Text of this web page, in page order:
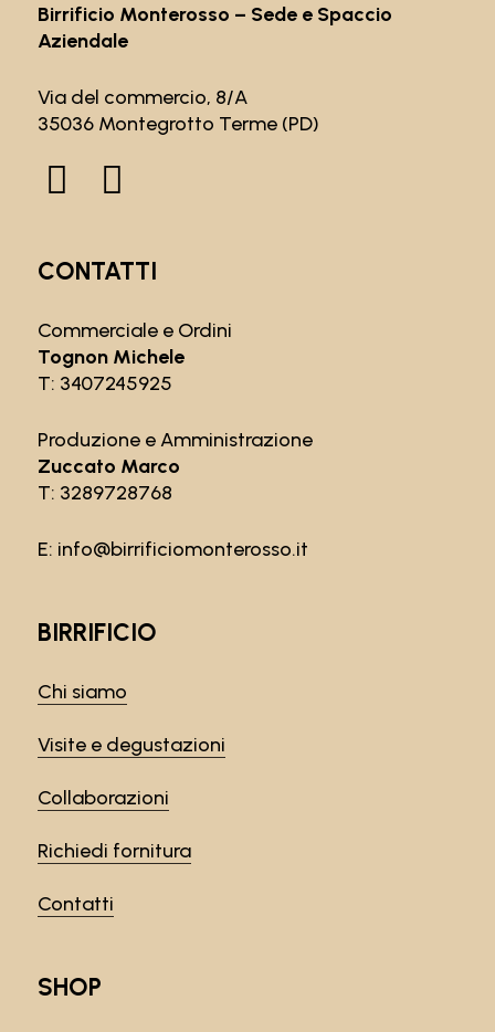
Birrificio Monterosso – Sede e Spaccio
Aziendale
Via del commercio, 8/A
35036 Montegrotto Terme (PD)
CONTATTI
Commerciale e Ordini
Tognon Michele
T: 3407245925
Produzione e Amministrazione
Zuccato Marco
T: 3289728768
E: info@birrificiomonterosso.it
BIRRIFICIO
Chi siamo
Visite e degustazioni
Collaborazioni
Richiedi fornitura
Contatti
SHOP